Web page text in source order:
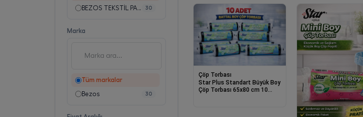
30
Marka
Tüm markalar
Bezos 30
Çöp Torbası
Star Plus Standart Büyük Boy
Çöp Torbası 65x80 cm 10